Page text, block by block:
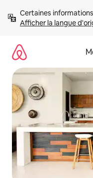
directement
Afficher la langue